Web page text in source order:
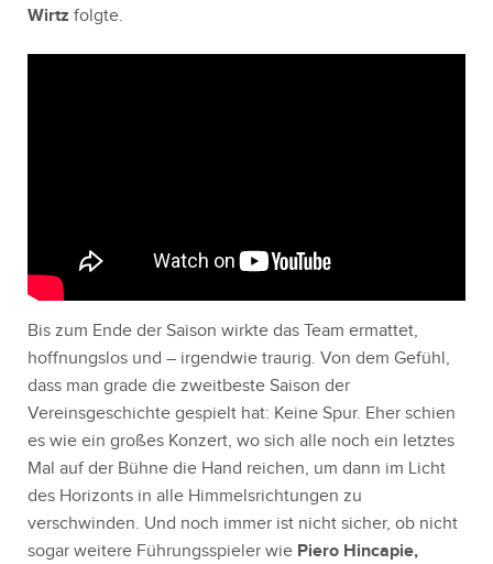
Wirtz folgte.
Bis zum Ende der Saison wirkte das Team ermattet,
hoffnungslos und – irgendwie traurig. Von dem Gefühl,
dass man grade die zweitbeste Saison der
Vereinsgeschichte gespielt hat: Keine Spur. Eher schien
es wie ein großes Konzert, wo sich alle noch ein letztes
Mal auf der Bühne die Hand reichen, um dann im Licht
des Horizonts in alle Himmelsrichtungen zu
verschwinden. Und noch immer ist nicht sicher, ob nicht
sogar weitere Führungsspieler wie Piero Hincapie,